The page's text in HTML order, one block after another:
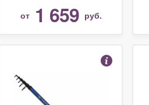
(021-0052)
от 1 659 руб.